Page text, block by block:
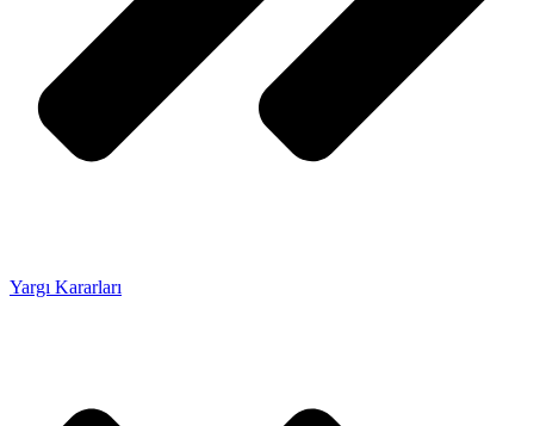
Yargı Kararları